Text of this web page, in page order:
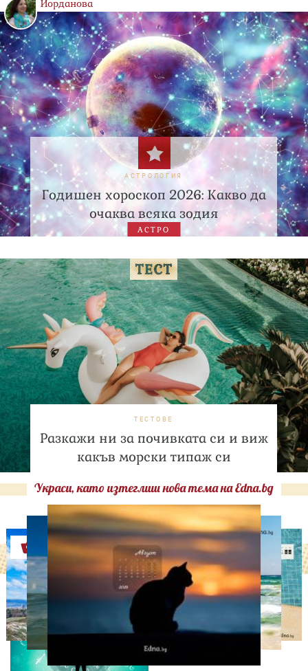
Йорданова
АСТРОЛОГИЯ
Годишен хороскоп 2026: Какво да
очаква всяка зодия
АСТРО
ТЕСТОВЕ
Разкажи ни за почивката си и виж
какъв морски типаж си
Украси, като изтеглиш нова тема на Edna.bg
Оферти
АСТРОЛОГИЯ
Дневен хороскоп за 5
август, сряда